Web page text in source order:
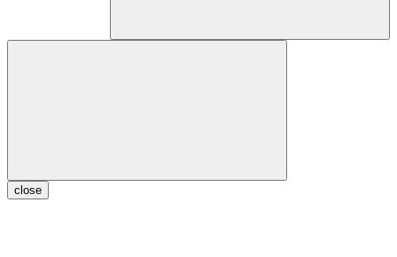
close